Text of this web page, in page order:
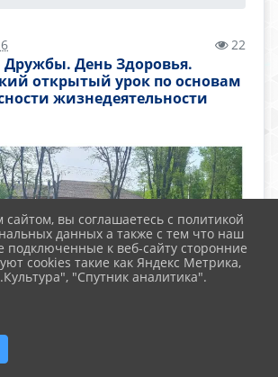
22
День Здоровья.
открытый урок по основам
жизнедеятельности
вы соглашаетесь с политикой
данных а также с тем что наш
подключенные к веб-сайту сторонние
cookies такие как Яндекс Метрика,
"Спутник аналитика".